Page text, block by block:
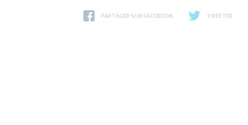
PARTAGER SUR FACEBOOK TWEETER